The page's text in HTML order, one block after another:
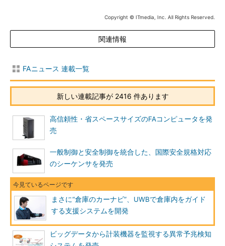
Copyright © ITmedia, Inc. All Rights Reserved.
関連情報
FAニュース 連載一覧
新しい連載記事が 2416 件あります
高信頼性・省スペースサイズのFAコンピュータを発
売
一般制御と安全制御を統合した、国際安全規格対応
のシーケンサを発売
まさに“倉庫のカーナビ”、UWBで倉庫内をガイド
する支援システムを開発
ビッグデータから計装機器を監視する異常予兆検知